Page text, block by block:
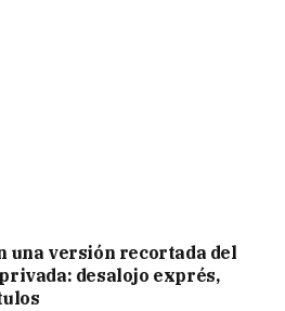
una versión recortada del
desalojo exprés,